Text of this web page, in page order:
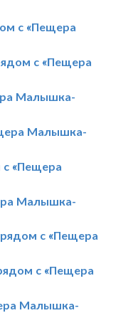
с «Пещера
с «Пещера
Малышка-
Малышка-
с «Пещера
Малышка-
с «Пещера
с «Пещера
Малышка-